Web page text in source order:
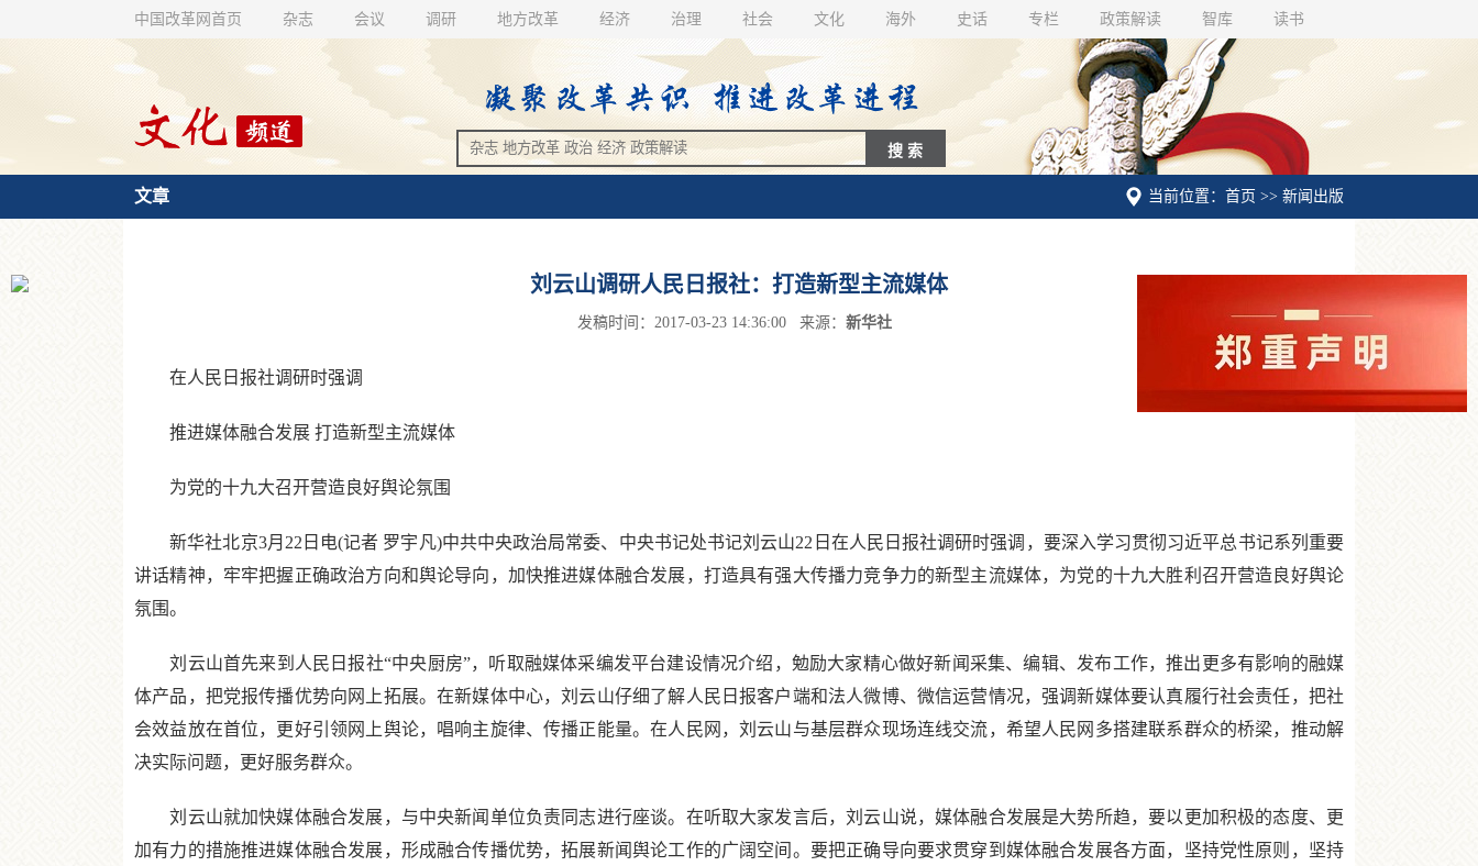
中国改革网首页 杂志 会议 调研 地方改革 经济 治理 社会 文化 海外 史话 专栏 政策解读 智库 读书
当前位置：首页 >> 新闻出版
文章
刘云山调研人民日报社：打造新型主流媒体
发稿时间：2017-03-23 14:36:00 来源： 新华社
在人民日报社调研时强调
推进媒体融合发展 打造新型主流媒体
为党的十九大召开营造良好舆论氛围
新华社北京3月22日电(记者 罗宇凡)中共中央政治局常委、中央书记处书记刘云山22日在人民日报社调研时强调，要深入学习贯彻习近平总书记系列重要
讲话精神，牢牢把握正确政治方向和舆论导向，加快推进媒体融合发展，打造具有强大传播力竞争力的新型主流媒体，为党的十九大胜利召开营造良好舆论
氛围。
刘云山首先来到人民日报社“中央厨房”，听取融媒体采编发平台建设情况介绍，勉励大家精心做好新闻采集、编辑、发布工作，推出更多有影响的融媒
体产品，把党报传播优势向网上拓展。在新媒体中心，刘云山仔细了解人民日报客户端和法人微博、微信运营情况，强调新媒体要认真履行社会责任，把社
会效益放在首位，更好引领网上舆论，唱响主旋律、传播正能量。在人民网，刘云山与基层群众现场连线交流，希望人民网多搭建联系群众的桥梁，推动解
决实际问题，更好服务群众。
刘云山就加快媒体融合发展，与中央新闻单位负责同志进行座谈。在听取大家发言后，刘云山说，媒体融合发展是大势所趋，要以更加积极的态度、更
加有力的措施推进媒体融合发展，形成融合传播优势，拓展新闻舆论工作的广阔空间。要把正确导向要求贯穿到媒体融合发展各方面，坚持党性原则，坚持